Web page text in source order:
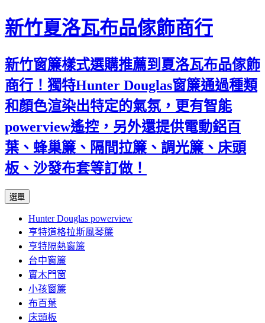
新竹夏洛瓦布品傢飾商行
新竹窗簾樣式選購推薦到夏洛瓦布品傢飾
商行！獨特Hunter Douglas窗簾通過種類
和顏色渲染出特定的氣氛，更有智能
powerview遙控，另外還提供電動鋁百
葉、蜂巢簾、隔間拉簾、調光簾、床頭
板、沙發布套等訂做！
選單
內
容
Hunter Douglas powerview
亨特道格拉斯風琴簾
亨特隔熱窗簾
台中窗簾
實木門窗
小孩窗簾
布百葉
床頭板